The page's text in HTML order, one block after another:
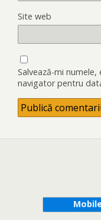
Site web
Salvează-mi
navigator pentru